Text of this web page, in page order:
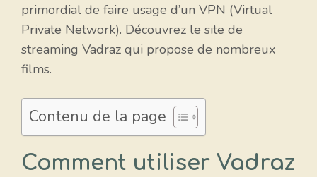
primordial de faire usage d’un VPN (Virtual
Private Network). Découvrez le site de
streaming Vadraz qui propose de nombreux
films.
Contenu de la page
Comment utiliser Vadraz